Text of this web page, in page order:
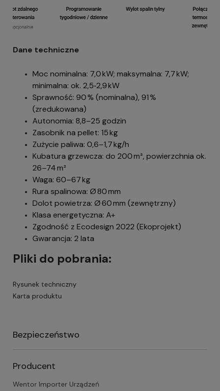
Dane techniczne
Moc nominalna: 7,0 kW; maksymalna: 7,7 kW;
minimalna: ok. 2,5‑2,9 kW
Sprawność: 90 % (nominalna), 91 %
(zredukowana)
Autonomia: 8,8–25 godzin
Zasobnik na pellet: 15 kg
Zużycie paliwa: 0,6–1,7 kg/h
Kubatura grzewcza: do 200 m³, powierzchnia ok.
26–74 m²
Waga: 60–67 kg
Rura spalinowa: Ø 80 mm
Dolot powietrza: Ø 60 mm (zewnętrzny)
Klasa energetyczna: A+
Zgodność z Ecodesign 2022 (Ekoprojekt)
Gwarancja: 2 lata
Pliki do pobrania:
Rysunek techniczny
Karta produktu
Bezpieczeństwo
Producent
Wentor Importer Urządzeń